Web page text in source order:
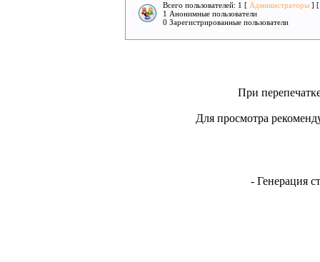
Всего пользователей: 1 [ Администраторы ]
1 Анонимные пользователи
0 Зарегистрированные пользователи
При
Для просмотра
- Генерация